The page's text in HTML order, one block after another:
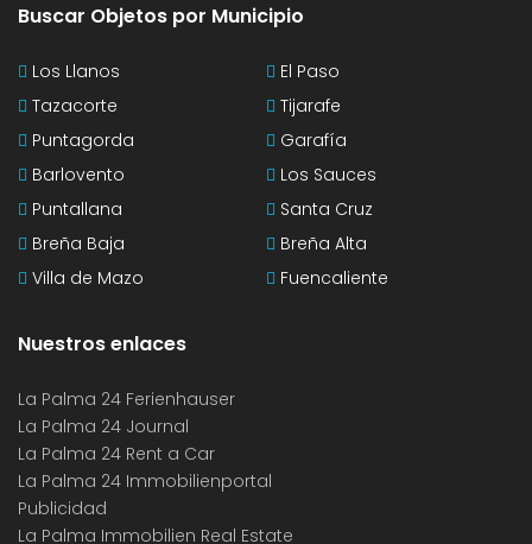
Buscar Objetos por Municipio
Los Llanos
El Paso
Tazacorte
Tijarafe
Puntagorda
Garafía
Barlovento
Los Sauces
Puntallana
Santa Cruz
Breña Baja
Breña Alta
Villa de Mazo
Fuencaliente
Nuestros enlaces
La Palma 24 Ferienhauser
La Palma 24 Journal
La Palma 24 Rent a Car
La Palma 24 Immobilienportal
Publicidad
La Palma Immobilien Real Estate